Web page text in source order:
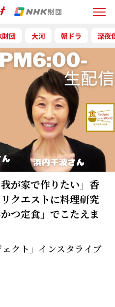
Menu
財団 大河 朝ドラ 深夜
が家で作りたい」香
クエストに料理研究
つ定食」でこたえま
ェクト」インスタライブ